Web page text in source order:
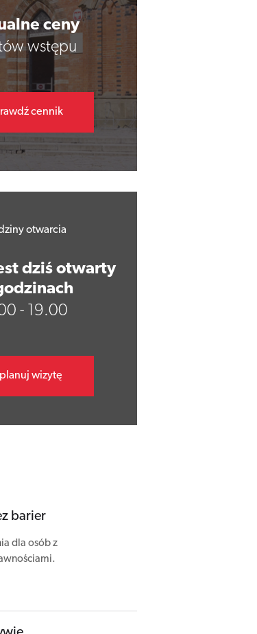
ceny
wstępu
cennik
otwarcia
dziś otwarty
- 19.00
wizytę
barier
dla osób z